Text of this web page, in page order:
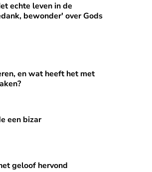
antwoorden
echte leven in de dierentuin' en 'Bid,
echte leven in de
bewonder' over Gods
beweging wil zetten?'
en wat heeft het met de heilige
en wat heeft het met
bizar vuurwerkongeluk
een bizar
stem'
geloof hervond
geloof hervond